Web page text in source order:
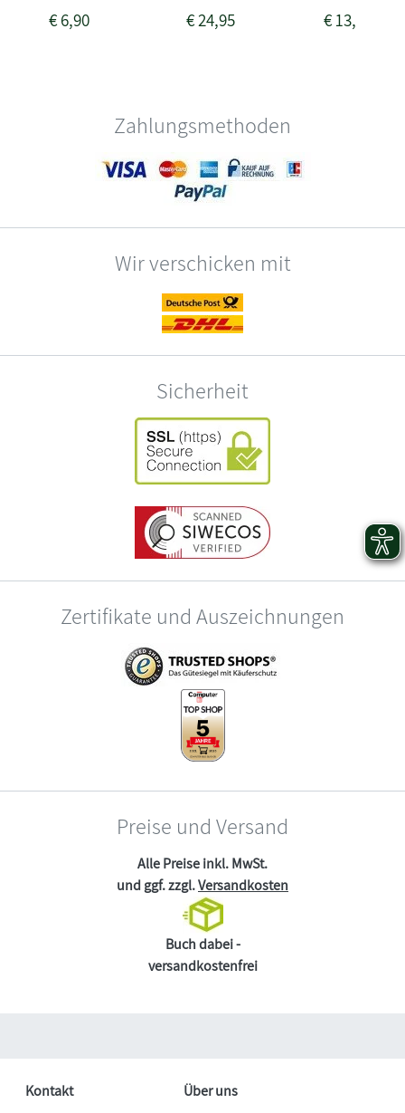
€6,90 €24,95 €13,95
Zahlungsmethoden
Wir verschicken mit
Sicherheit
Zertifikate und Auszeichnungen
Preise und Versand
Alle Preise inkl. MwSt.
und ggf. zzgl.Versandkosten
Buch dabei -
versandkostenfrei
Kontakt Über uns